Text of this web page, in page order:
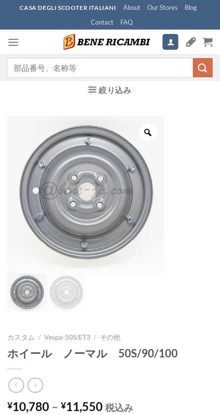
content
CASA DEGLI SCOOTER ITALIANI About Our Stores
Blog
Contact
FAQ
絞り込み
カスタム / Vespa-50S/ET3 / その他
ホイール ノーマル 50S/90/100
¥10,780 – ¥11,550 税込み